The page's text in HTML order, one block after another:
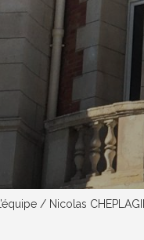
L’équipe / Nicolas